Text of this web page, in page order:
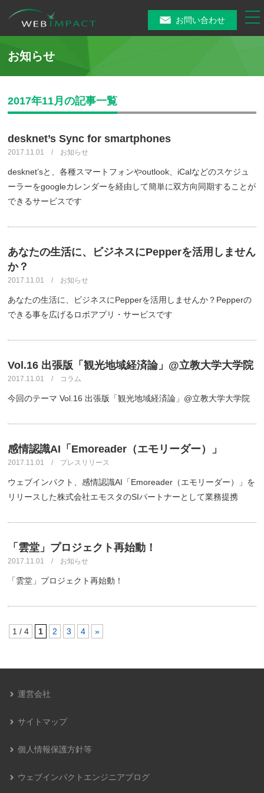
お問い合わせ
お知らせ
2017年11月の記事一覧
desknet’s Sync for smartphones
2017.11.01 / お知らせ
desknet’sと、各種スマートフォンやoutlook、iCalなどのスケジュ
ーラーをgoogleカレンダーを経由して簡単に双方向同期することが
できるサービスです
あなたの生活に、ビジネスにPepperを活用しません
か？
2017.11.01 / お知らせ
あなたの生活に、ビジネスにPepperを活用しませんか？Pepperの
できる事を広げるロボアプリ・サービスです
Vol.16 出張版「観光地域経済論」@立教大学大学院
2017.11.01 / コラム
今回のテーマ Vol.16 出張版「観光地域経済論」@立教大学大学院
感情認識AI「Emoreader（エモリーダー）」
2017.11.01 / プレスリリース
ウェブインパクト、感情認識AI「Emoreader（エモリーダー）」を
リリースした株式会社エモスタのSIパートナーとして業務提携
「雲堂」プロジェクト再始動！
2017.11.01 / お知らせ
「雲堂」プロジェクト再始動！
1 / 4 1 2 3 4 »
運営会社
サイトマップ
個人情報保護方針等
ウェブインパクトエンジニアブログ